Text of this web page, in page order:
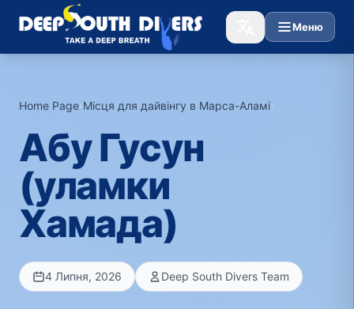
Меню
Home Page›Місця для дайвінгу в Марса-Аламі›
Абу Гусун
(уламки
Хамада)
4 Липня, 2026 Deep South Divers Team